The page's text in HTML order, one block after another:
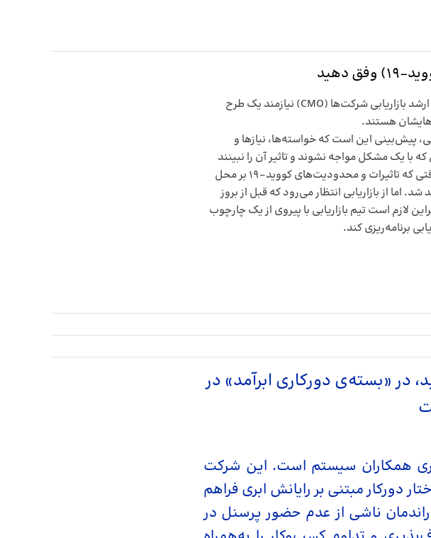
دهید
در وضعیت بحرانی کنونی که هر روز هم دستخوش تغییر می‌شود، مدیران ارشد بازاریابی شرکت‌ها (CMO) نیازمند یک طرح
هستند.
پیش‌بینی این است که خواسته‌ها، نیازها و
با یک مشکل مواجه نشوند و تاثیر آن را نبینند
نمی‌توانند تصمیم بگیرند. مثلا در زمان شیوع ویروس کرونا، مشتریان تا وقتی که تاثیرات و محدودیت‌های کووید-19 بر محل
از بازاریابی انتظار می‌رود که قبل از بروز
لازم است تیم بازاریابی با پیروی از یک چارچوب
برنامه‌ریزی کند.
در «بسته‌ی دورکاری ابرآمد» در
همکاران سیستم است. این شرکت
دورکار مبتنی بر رایانش ابری فراهم
راندمان ناشی از عدم حضور پرسنل در